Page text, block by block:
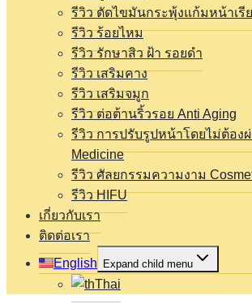
รีวิว ตัดไขมันกระพุ้งแก้มหน้าเรี
รีวิว ร้อยไหม
รีวิว รักษาสิว ฝ้า รอยดำ
รีวิว เสริมคาง
รีวิว เสริมจมูก
รีวิว ต่อต้านริ้วรอย Anti Aging
รีวิว การปรับรูปหน้าโดยไม่ต้อง
Medicine
รีวิว ศัลยกรรมความงาม
รีวิว HIFU
เกี่ยวกับเรา
ติดต่อเรา
English
Expand child menu
Thai